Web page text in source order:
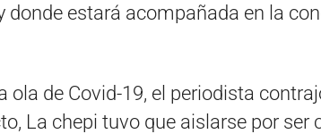
donde estará acompañada en la
ola de Covid-19, el periodista
La chepi tuvo que aislarse por ser